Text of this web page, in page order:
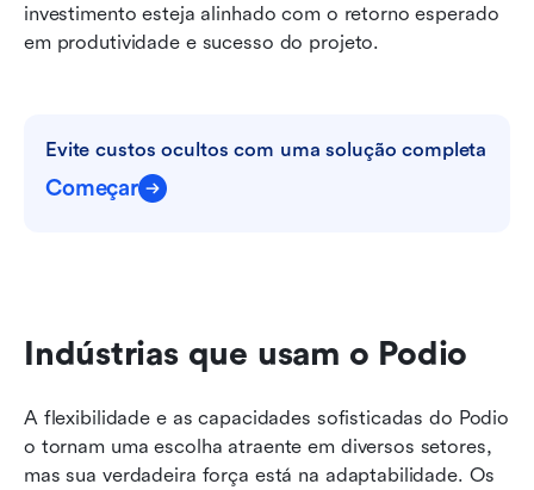
investimento esteja alinhado com o retorno esperado
em produtividade e sucesso do projeto.
Evite custos ocultos com uma solução completa
Começar
Indústrias que usam o Podio
A flexibilidade e as capacidades sofisticadas do Podio
o tornam uma escolha atraente em diversos setores,
mas sua verdadeira força está na adaptabilidade. Os